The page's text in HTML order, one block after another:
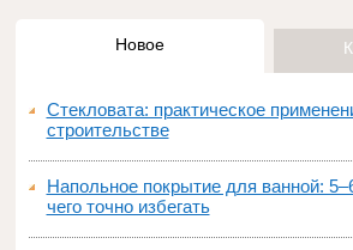
Новое
Стекловата: практическое
строительстве
Напольное покрытие для ванной:
чего точно избегать